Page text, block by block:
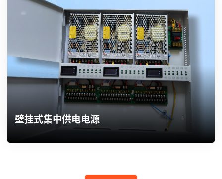
壁挂式集中供电电源